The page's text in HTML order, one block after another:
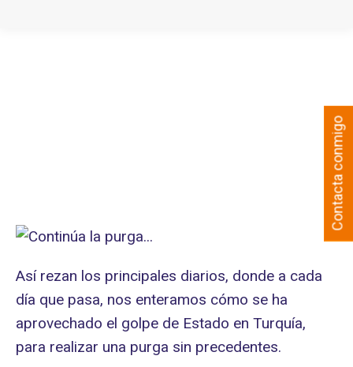
Así rezan los principales diarios, donde a cada
día que pasa, nos enteramos cómo se ha
aprovechado el golpe de Estado en Turquía,
para realizar una purga sin precedentes.
Contacta conmigo